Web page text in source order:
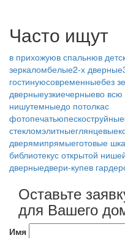
Часто ищут
в прихожуюв спальнюв
зеркаломбелые2-х дверные
гостинуюсовременныебез
дверныеузкиечерныево всю
нишутемныедо потолкас
фотопечатьюпескоструйные
стекломэлитныеглянцевые
дверямипрямыеготовые
библиотекус открытой
дверныедвери-купев
Оставьте
для Вашего
Имя